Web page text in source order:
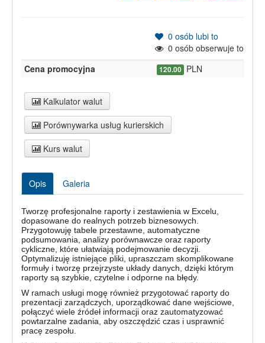
0 osób lubi to
0 osób obserwuje to
Cena promocyjna
120.00 PLN
Kalkulator walut
Porównywarka usług kurierskich
Kurs walut
Opis Galeria
Tworzę profesjonalne raporty i zestawienia w Excelu,
dopasowane do realnych potrzeb biznesowych.
Przygotowuję tabele przestawne, automatyczne
podsumowania, analizy porównawcze oraz raporty
cykliczne, które ułatwiają podejmowanie decyzji.
Optymalizuję istniejące pliki, upraszczam skomplikowane
formuły i tworzę przejrzyste układy danych, dzięki którym
raporty są szybkie, czytelne i odporne na błędy.
W ramach usługi mogę również przygotować raporty do
prezentacji zarządczych, uporządkować dane wejściowe,
połączyć wiele źródeł informacji oraz zautomatyzować
powtarzalne zadania, aby oszczędzić czas i usprawnić
pracę zespołu.